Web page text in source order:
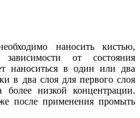
наносить кистью,
от состояния
наноситься в один или два
в два слоя для первого слоя
более низкой концентрации.
после применения промыть